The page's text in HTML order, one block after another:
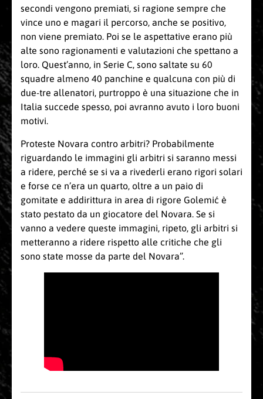
secondi vengono premiati, si ragione sempre che
vince uno e magari il percorso, anche se positivo,
non viene premiato. Poi se le aspettative erano più
alte sono ragionamenti e valutazioni che spettano a
loro. Quest’anno, in Serie C, sono saltate su 60
squadre almeno 40 panchine e qualcuna con più di
due-tre allenatori, purtroppo è una situazione che in
Italia succede spesso, poi avranno avuto i loro buoni
motivi.
Proteste Novara contro arbitri? Probabilmente
riguardando le immagini gli arbitri si saranno messi
a ridere, perché se si va a rivederli erano rigori solari
e forse ce n’era un quarto, oltre a un paio di
gomitate e addirittura in area di rigore Golemić è
stato pestato da un giocatore del Novara. Se si
vanno a vedere queste immagini, ripeto, gli arbitri si
metteranno a ridere rispetto alle critiche che gli
sono state mosse da parte del Novara”.